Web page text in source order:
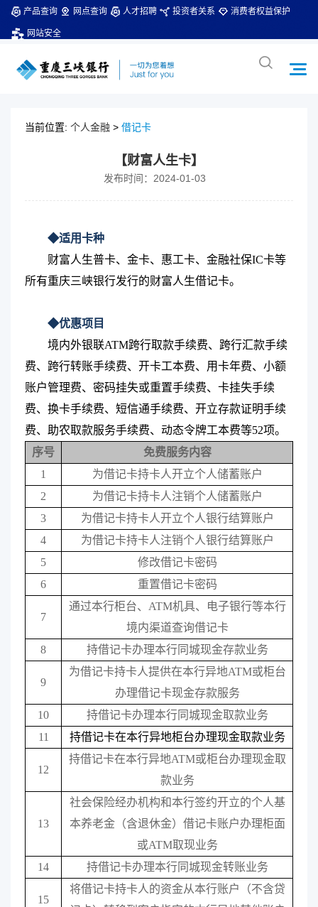
产品查询 网点查询 人才招聘 投资者关系 消费者权益保护
网站安全
当前位置: 个人金融 > 借记卡
【财富人生卡】
发布时间：2024-01-03
◆适用卡种
财富人生普卡、金卡、惠工卡、金融社保IC卡等
所有重庆三峡银行发行的财富人生借记卡。
◆优惠项目
境内外银联ATM跨行取款手续费、跨行汇款手续
费、跨行转账手续费、开卡工本费、用卡年费、小额
账户管理费、密码挂失或重置手续费、卡挂失手续
费、换卡手续费、短信通手续费、开立存款证明手续
费、助农取款服务手续费、动态令牌工本费等52项。
序号
免费服务内容
1
为借记卡持卡人开立个人储蓄账户
2
为借记卡持卡人注销个人储蓄账户
3
为借记卡持卡人开立个人银行结算账户
4
为借记卡持卡人注销个人银行结算账户
5
修改借记卡密码
6
重置借记卡密码
7
通过本行柜台、 ATM机具、电子银行等本行
境内渠道查询借记卡
8
持借记卡办理本行同城现金存款业务
9
为借记卡持卡人提供在本行异地ATM或柜台
办理借记卡现金存款服务
10
持借记卡办理本行同城现金取款业务
11
持借记卡在本行异地柜台办理现金取款业务
12
持借记卡在本行异地ATM或柜台办理现金取
款业务
13
社会保险经办机构和本行签约开立的个人基
本养老金（含退休金）借记卡账户办理柜面
或ATM取现业务
14
持借记卡办理本行同城现金转账业务
15
将借记卡持卡人的资金从本行账户（不含贷